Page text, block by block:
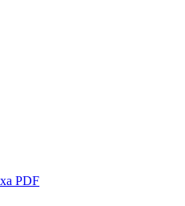
PDF